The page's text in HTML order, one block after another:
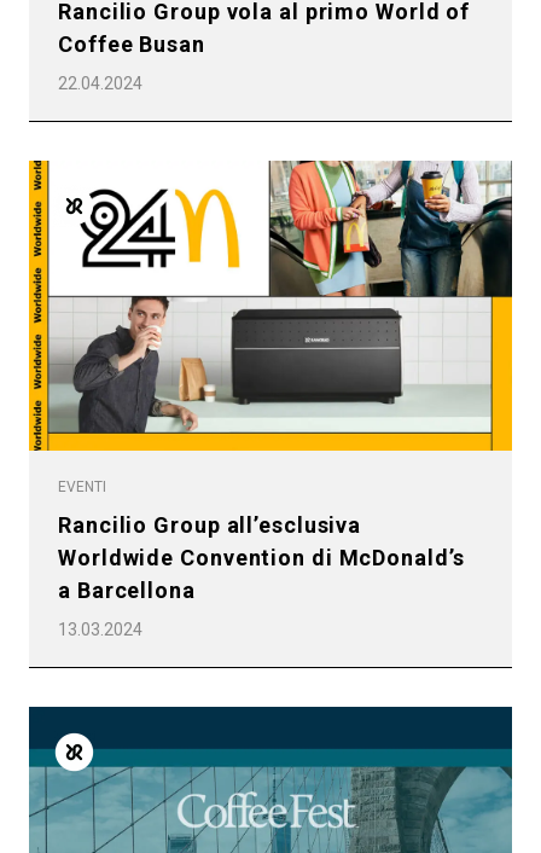
Rancilio Group vola al primo World of
Coffee Busan
22.04.2024
EVENTI
Rancilio Group all’esclusiva
Worldwide Convention di McDonald’s
a Barcellona
13.03.2024
Prodotti
Download